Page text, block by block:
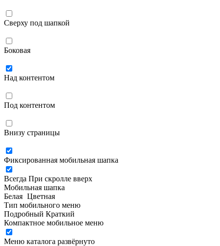
Сверху под шапкой
Боковая
Над контентом
Под контентом
Внизу страницы
Фиксированная мобильная шапка
Всегда При скролле вверх
Мобильная шапка
Белая Цветная
Тип мобильного меню
Подробный Краткий
Компактное мобильное меню
Меню каталога развёрнуто